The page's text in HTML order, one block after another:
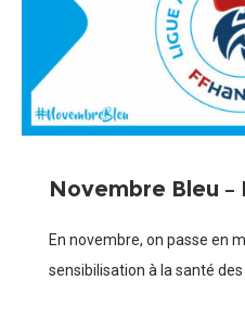
Novembre Bleu
En novembre, on passe en
sensibilisation à la santé